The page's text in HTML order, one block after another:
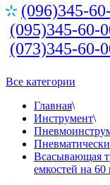
(096)345-
(095)345-60-
(073)345-60-
Все категории
Главная\
Инструмент\
Всасывающая
емкостей на 60